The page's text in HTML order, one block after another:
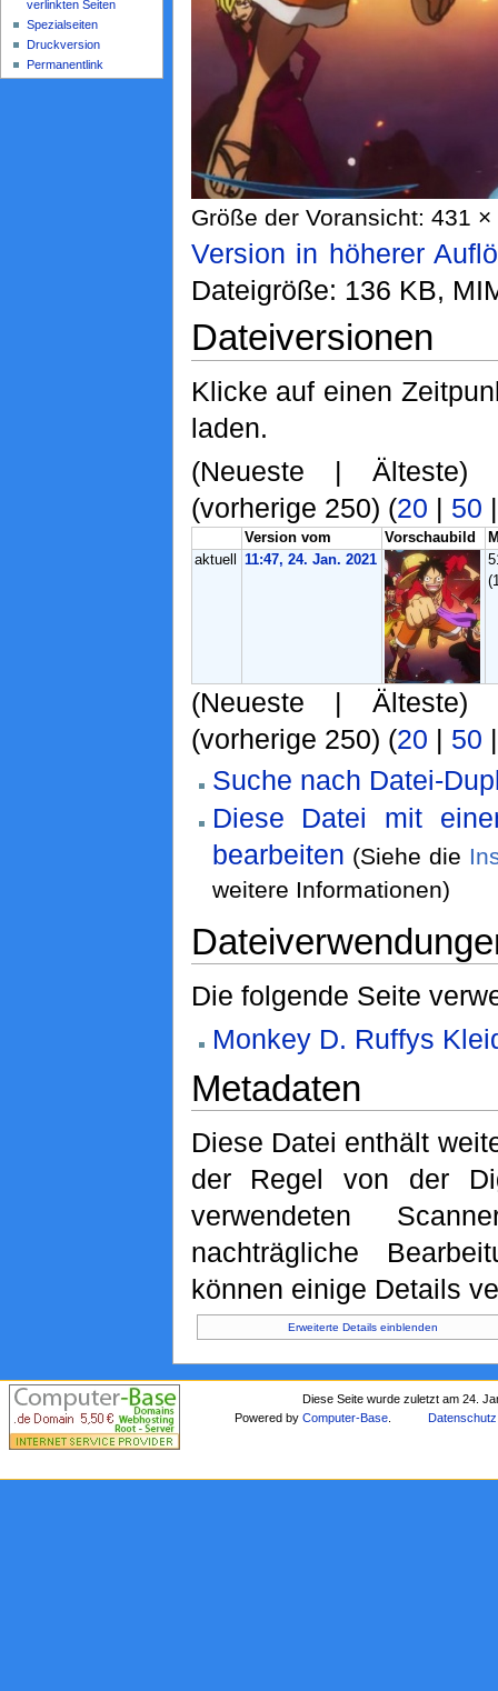
Größe der Voransicht: 431
Version in höherer
Dateigröße: 136 KB,
Dateiversionen
Klicke auf einen
laden.
(Neueste | Älteste)
(vorherige 250) (20 | 50
Version vom Vorschaubild
aktuell
11:47, 24. Jan. 2021
(Neueste | Älteste)
(vorherige 250) (20 | 50
Suche nach Datei-
Diese Datei mit
bearbeiten (Siehe die
weitere Informationen)
Die folgende Seite
Monkey D. Ruffys
Metadaten
Diese Datei enthält
der Regel von der
verwendeten
nachträgliche
können einige Details
Erweiterte Details einblenden
verlinkten Seiten
Spezialseiten
Druckversion
Permanentlink
Diese Seite wurde zuletzt am 24.
Powered byComputer-Base Datenschutz